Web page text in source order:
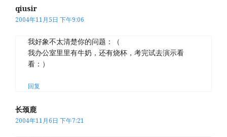
qiusir
2004年11月5日 下午9:06
我好象不太清楚你的问题：（
我办公室里里有牛奶，还有烧杯，考完试去演示看
看：）
回复
长颈鹿
2004年11月6日 下午7:21